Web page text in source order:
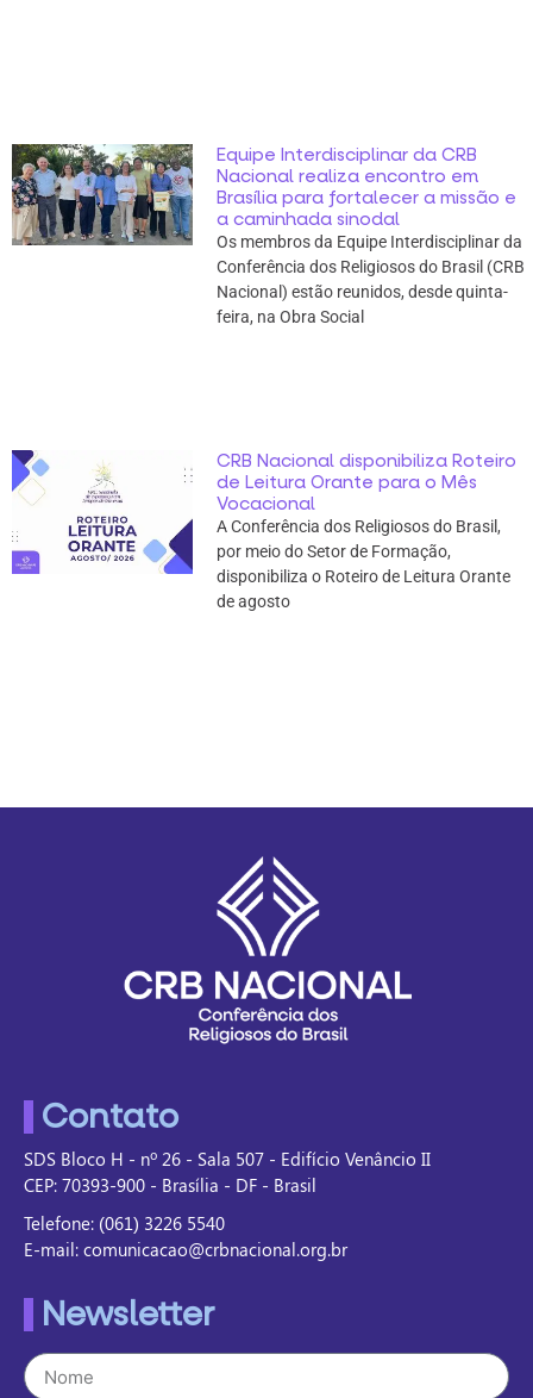
Equipe Interdisciplinar da CRB
Nacional realiza encontro em
Brasília para fortalecer a missão e
a caminhada sinodal
Os membros da Equipe Interdisciplinar da
Conferência dos Religiosos do Brasil (CRB
Nacional) estão reunidos, desde quinta-
feira, na Obra Social
CRB Nacional disponibiliza Roteiro
de Leitura Orante para o Mês
Vocacional
A Conferência dos Religiosos do Brasil,
por meio do Setor de Formação,
disponibiliza o Roteiro de Leitura Orante
de agosto
Contato
SDS Bloco H - nº 26 - Sala 507 - Edifício Venâncio II
CEP: 70393-900 - Brasília - DF - Brasil
Telefone: (061) 3226 5540
E-mail: comunicacao@crbnacional.org.br
Newsletter